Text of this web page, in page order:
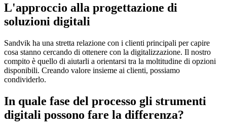
L'approccio alla progettazione di
soluzioni digitali
Sandvik ha una stretta relazione con i clienti principali per capire
cosa stanno cercando di ottenere con la digitalizzazione. Il nostro
compito è quello di aiutarli a orientarsi tra la moltitudine di opzioni
disponibili. Creando valore insieme ai clienti, possiamo
condividerlo.
In quale fase del processo gli strumenti
digitali possono fare la differenza?